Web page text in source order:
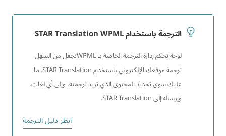
الترجمة باستخدام STAR Translation WPML
لوحة تحكم إدارة الترجمة الخاصة بـ WPMLتجعل من السهل
ترجمة موقعك الإلكتروني باستخدام STAR Translation. ما
عليك سوى تحديد المحتوى الذي تريد ترجمته، وإلى أي لغات،
وإرساله إلى STAR Translation.
انظر دليل الترجمة